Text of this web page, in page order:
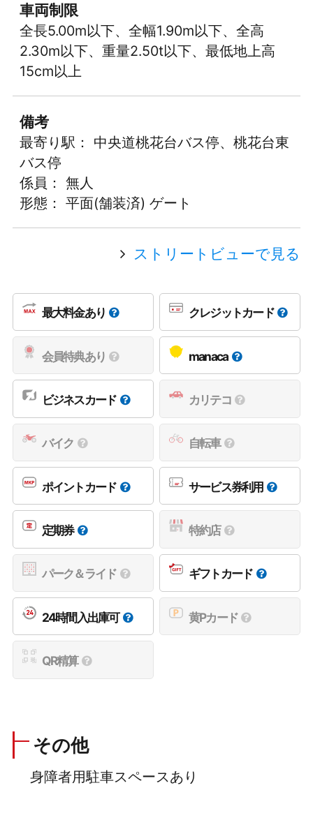
車両制限
全長5.00m以下、全幅1.90m以下、全高
2.30m以下、重量2.50t以下、最低地上高
15cm以上
備考
最寄り駅： 中央道桃花台バス停、桃花台東
バス停
係員： 無人
形態： 平面(舗装済) ゲート
ストリートビューで見る
最大料金あり クレジットカード
会員特典あり manaca
ビジネスカード カリテコ
バイク 自転車
ポイントカード サービス券利用
定期券 特約店
パーク＆ライド ギフトカード
24時間入出庫可 黄Pカード
QR精算
その他
身障者用駐車スペースあり